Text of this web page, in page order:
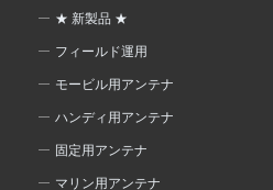
★ 新製品 ★
フィールド運用
モービル用アンテナ
ハンディ用アンテナ
固定用アンテナ
マリン用アンテナ